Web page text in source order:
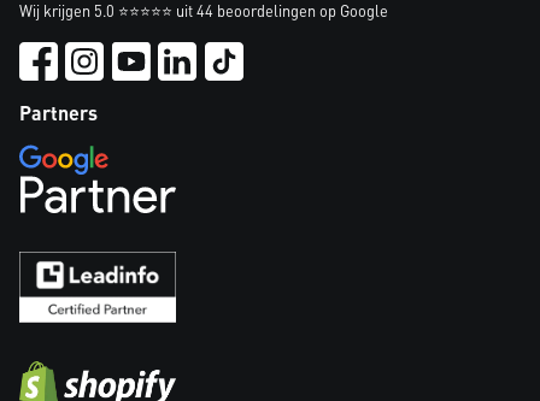
Wij krijgen 5.0 ⭐⭐⭐⭐⭐ uit 44 beoordelingen op Google
Partners